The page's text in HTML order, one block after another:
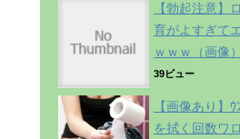
【勃起注意】
育がよすぎて
ｗｗｗ（画像）
39ビュー
【画像あり】
を拭く回数ワ